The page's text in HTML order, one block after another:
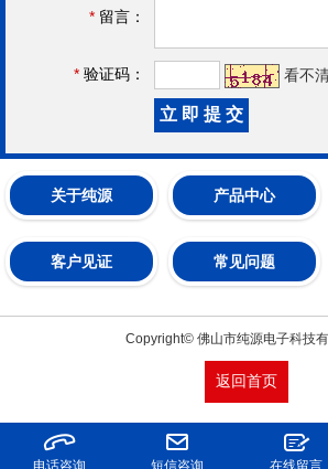
* 留言：
* 验证码： 看不
关于纯源 产品中心
客户见证 常见问题
Copyright© 佛山市纯源电子科技
返回首页
电话咨询 短信咨询 在线留言